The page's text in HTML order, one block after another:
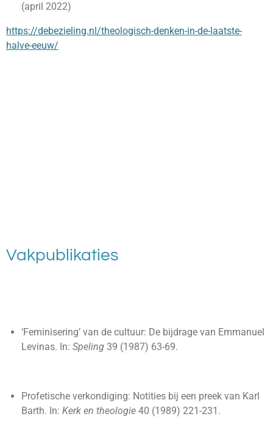
(april 2022)
https://debezieling.nl/theologisch-denken-in-de-laatste-
halve-eeuw/
Vakpublikaties
‘Feminisering’ van de cultuur: De bijdrage van Emmanuel
Levinas. In: Speling 39 (1987) 63-69.
Profetische verkondiging: Notities bij een preek van Karl
Barth. In: Kerk en theologie 40 (1989) 221-231.